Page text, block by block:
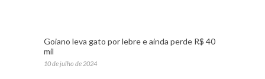
Goiano leva gato por lebre e ainda perde R$ 40
mil
10 de julho de 2024